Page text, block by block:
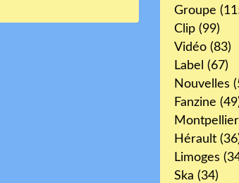
Groupe
Clip (99)
Vidéo (83)
Label (67)
Nouvelles
Fanzine
Montpellier
Hérault
Limoges
Ska (34)